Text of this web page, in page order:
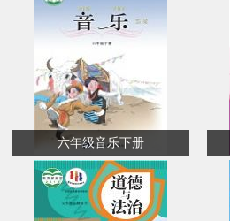
六年级音乐下册